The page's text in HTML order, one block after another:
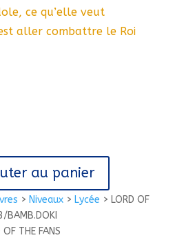
> Niveaux> Lycée > LORD OF
BAMB.DOKI
THE FANS
ce qu’elle veut
aller combattre le Roi
au panier